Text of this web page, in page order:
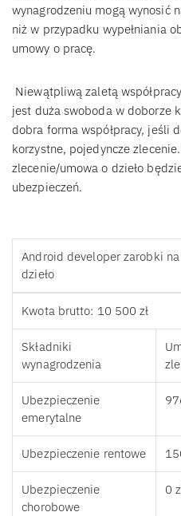
wynagrodzeniu mogą wynosić
niż w przypadku wypełniania
umowy o pracę.
Niewątpliwą zaletą
jest duża swoboda w doborze
dobra forma współpracy, jeśli
korzystne, pojedyncze
zlecenie/umowa o dzieło
ubezpieczeń.
Android developer zarobki
dzieło
Kwota brutto: 10 500 zł
Składniki
wynagrodzenia
Ubezpieczenie
emerytalne
Ubezpieczenie rentowe
Ubezpieczenie
chorobowe
0